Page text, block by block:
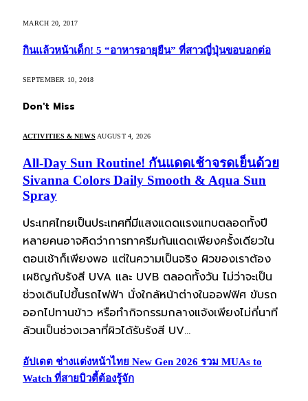
MARCH 20, 2017
กินแล้วหน้าเด็ก! 5 “อาหารอายุยืน” ที่สาวญี่ปุ่นขอบอกต่อ
SEPTEMBER 10, 2018
Don't Miss
ACTIVITIES & NEWS AUGUST 4, 2026
All-Day Sun Routine! กันแดดเช้าจรดเย็นด้วย
Sivanna Colors Daily Smooth & Aqua Sun
Spray
ประเทศไทยเป็นประเทศที่มีแสงแดดแรงแทบตลอดทั้งปี
หลายคนอาจคิดว่าการทาครีมกันแดดเพียงครั้งเดียวใน
ตอนเช้าก็เพียงพอ แต่ในความเป็นจริง ผิวของเราต้อง
เผชิญกับรังสี UVA และ UVB ตลอดทั้งวัน ไม่ว่าจะเป็น
ช่วงเดินไปขึ้นรถไฟฟ้า นั่งใกล้หน้าต่างในออฟฟิศ ขับรถ
ออกไปทานข้าว หรือทำกิจกรรมกลางแจ้งเพียงไม่กี่นาที
ล้วนเป็นช่วงเวลาที่ผิวได้รับรังสี UV…
อัปเดต ช่างแต่งหน้าไทย New Gen 2026 รวม MUAs to
Watch ที่สายบิวตี้ต้องรู้จัก